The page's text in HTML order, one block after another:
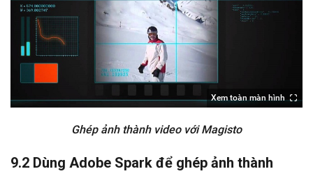
Xem toàn màn hình
Ghép ảnh thành video với Magisto
9.2 Dùng Adobe Spark để ghép ảnh thành